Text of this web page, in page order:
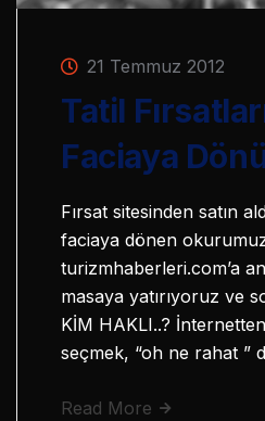
21 Temmuz 2012
Tatil
Faciaya
Fırsat sitesinden satın
faciaya dönen
turizmhaberleri.com’a
masaya yatırıyoruz ve
KİM HAKLI..?
seçmek, “oh ne rahat ”
Read More